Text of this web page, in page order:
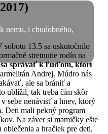
nemu, i chudobného,
sobotu 13.5 sa uskutočnilo
stretnutie rodín na
správať k ľuďom, ktorí
Andrej. Múdro nás
ale sa brániť a
ublížil, tak treba čím skôr
sebe nenávisť a hnev, ktorý
Deti mali pekný program
Na záver si mamičky ešte
a hračiek pre deti,